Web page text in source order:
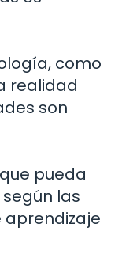
como
realidad
son
pueda
las
aprendizaje